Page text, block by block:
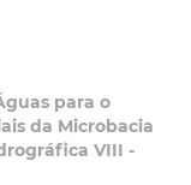
para o
da Microbacia
VIII -